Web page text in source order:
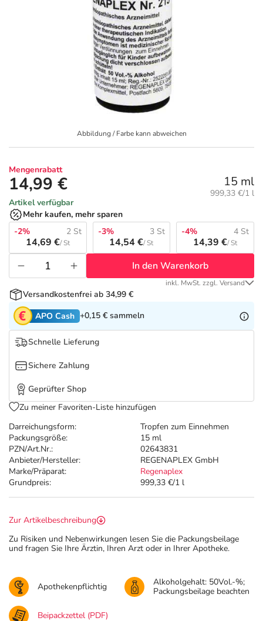
Körperpflege & Kosmetik
Mutter & Kind
Natur & Homöopathie
Sanitätshaus
Sport & Fitness
Tierapotheke
Vitamine & Mineralstoffe
Marken
Aktuelle Coupons 7
Reiseapotheke
Sonnenpflege
Sommerpflege für Haar und Kopfhaut
Täglich gut versorgt
Fragen und Antworten
Beliebte Beiträge
E-Rezept App
Avene & Ducray Deals
Evolsin Deals
Nattermann Deals
R(h)ein Nutrition Deals
Refluthin, Lasea & Carmenthin Deals
Salus Deals
Abbildung / Farbe kann abweichen
Darreichungsform:
Tropfen zum Einnehmen
Packungsgröße:
15 ml
PZN/Art.Nr.:
02643831
Anbieter/Hersteller:
REGENAPLEX GmbH
Marke/Präparat:
Regenaplex
Grundpreis:
999,33 €/1 l
Mengenrabatt
14,99 € 15 ml
Grundpreis:
999,33 €/1 l
Artikel verfügbar
Mehr kaufen, mehr sparen
-2%
2 St
14,69 €/ St
-3% 3 St
14,54 €/ St
-4% 4 St
14,39 €/ St
In den Warenkorb
inkl. MwSt. zzgl. Versand
Versandkostenfrei ab 34,99 €
APO Cash +0,15 € sammeln
Schnelle Lieferung
Sichere Zahlung
Geprüfter Shop
Zu meiner Favoriten-Liste hinzufügen
Zur Artikelbeschreibung
Zu Risiken und Nebenwirkungen lesen Sie die Packungsbeilage
und fragen Sie Ihre Ärztin, Ihren Arzt oder in Ihrer Apotheke.
Apothekenpflichtig
Alkoholgehalt: 50Vol.-%;
Packungsbeilage beachten
Beipackzettel (PDF)